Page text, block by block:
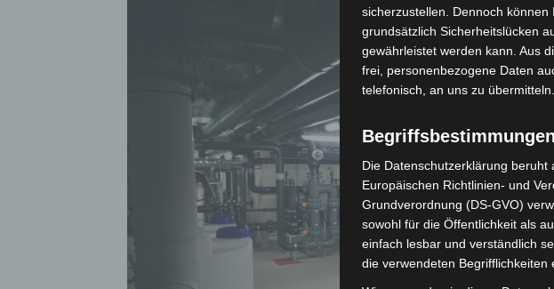
sicherzustellen. Dennoch
grundsätzlich Sicherheitslücken
gewährleistet werden kann. Aus
frei, personenbezogene Daten
telefonisch, an uns zu übermitteln.
Begriffsbestimmungen
Die Datenschutzerklärung
Europäischen Richtlinien- und
Grundverordnung (DS-GVO)
sowohl für die Öffentlichkeit als
einfach lesbar und verständlich
die verwendeten Begrifflichkeiten